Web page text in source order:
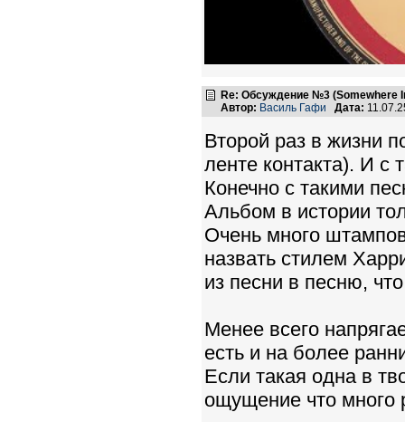
Re: Обсуждение №3 (Somewhere
Автор: Василь Гафи Дата:
Второй раз в жизни
ленте контакта). И с
Конечно с такими
Альбом в истории
Очень много
назвать стилем
из песни в песню,
Менее всего
есть и на более
Если такая одна в
ощущение что